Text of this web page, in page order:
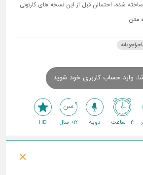
ساخته شده. احتمالن قبل از این نسخه های کارتونی
متن
وارد حساب کاربری خود شوید
2+ ساعت دوبله 12+ سال HD